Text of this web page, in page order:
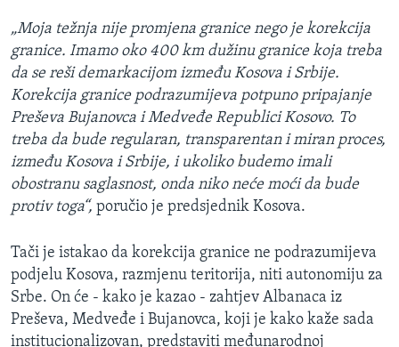
„Moja težnja nije promjena granice nego je korekcija
granice. Imamo oko 400 km dužinu granice koja treba
da se reši demarkacijom između Kosova i Srbije.
Korekcija granice podrazumijeva potpuno pripajanje
Preševa Bujanovca i Medveđe Republici Kosovo. To
treba da bude regularan, transparentan i miran proces,
između Kosova i Srbije, i ukoliko budemo imali
obostranu saglasnost, onda niko neće moći da bude
protiv toga“, poručio je predsjednik Kosova.
Tači je istakao da korekcija granice ne podrazumijeva
podjelu Kosova, razmjenu teritorija, niti autonomiju za
Srbe. On će - kako je kazao - zahtjev Albanaca iz
Preševa, Medveđe i Bujanovca, koji je kako kaže sada
institucionalizovan, predstaviti međunarodnoj